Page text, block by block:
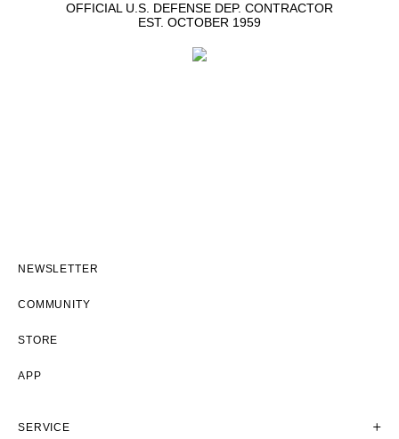
OFFICIAL U.S. DEFENSE DEP. CONTRACTOR
EST. OCTOBER 1959
NEWSLETTER
COMMUNITY
STORE
APP
SERVICE